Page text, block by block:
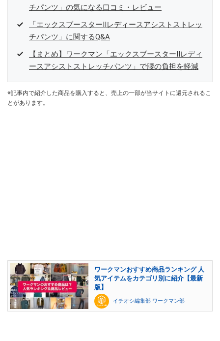
チパンツ」の気になる口コミ・レビュー
「エックスブースターⅡレディースアシストストレッ
チパンツ」に関するQ&A
【まとめ】ワークマン「エックスブースターⅡレディ
ースアシストストレッチパンツ」で腰の負担を軽減
※記事内で紹介した商品を購入すると、売上の一部が当サイトに還元されるこ
とがあります。
ワークマンおすすめ商品ランキング 人
気アイテムをカテゴリ別に紹介【最新
版】
イチオシ編集部 ワークマン部